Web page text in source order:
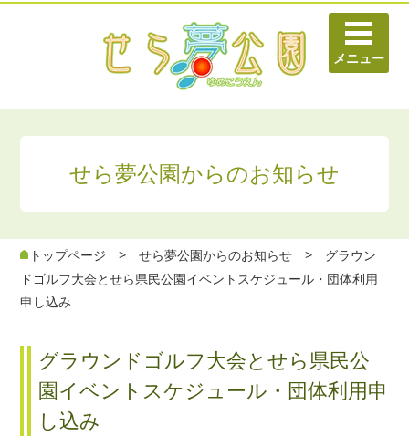
せら夢公園からのお知らせ
トップページ > せら夢公園からのお知らせ >
グラウン
ドゴルフ大会とせら県民公園イベントスケジュール・団体利用
申し込み
グラウンドゴルフ大会とせら県民公
園イベントスケジュール・団体利用申
し込み